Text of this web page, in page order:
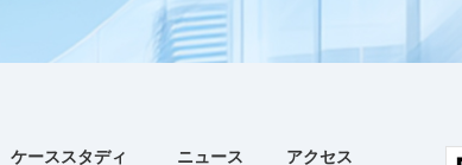
ケーススタディ ニュース アクセス